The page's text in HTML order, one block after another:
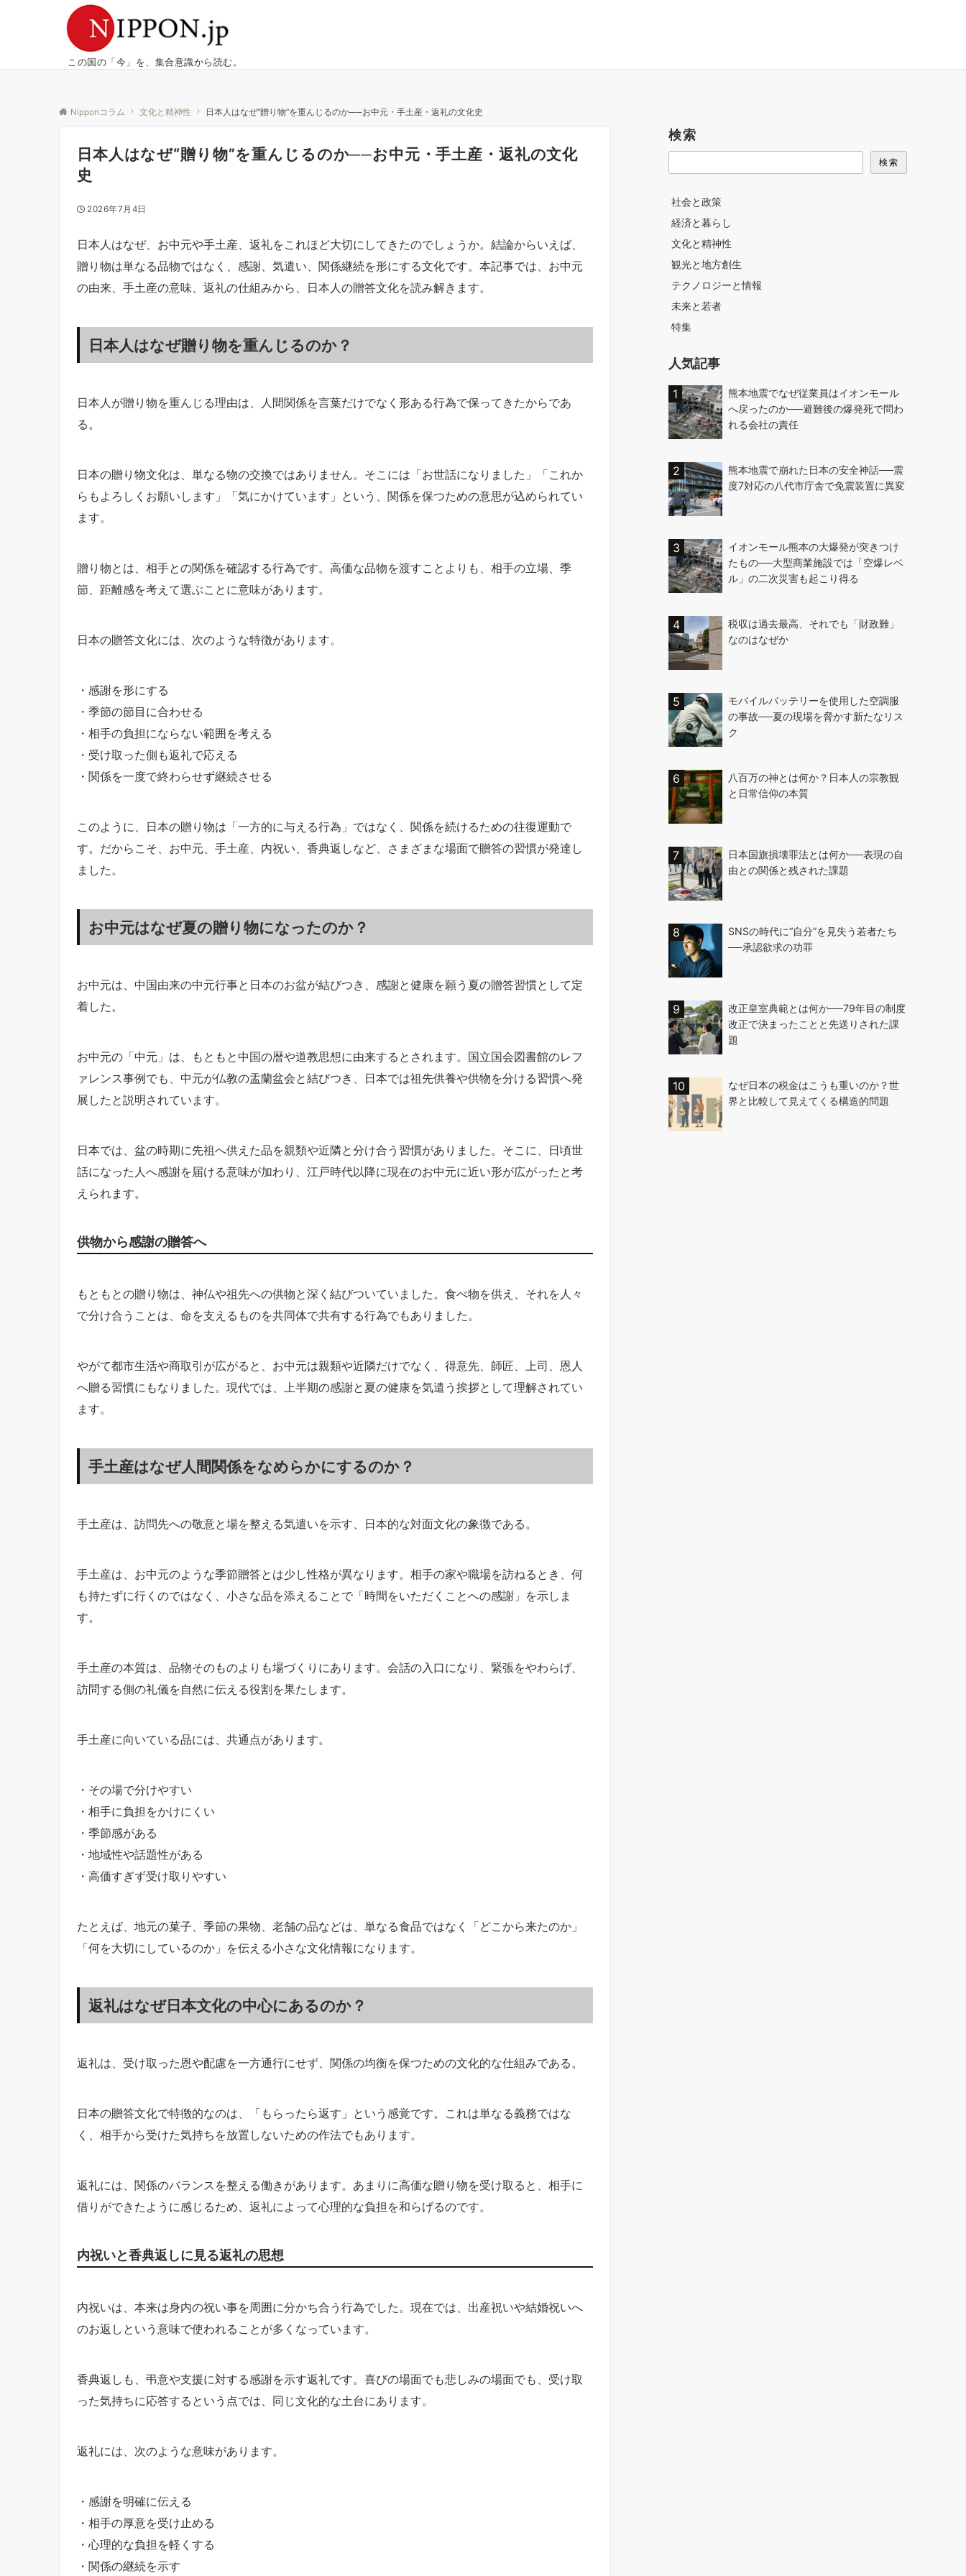
この国の「今」を、集合意識から読む。
Nipponコラム 文化と精神性 日本人はなぜ“贈り物”を重んじるのか──お中元・手土産・返礼の文化史
日本人はなぜ“贈り物”を重んじるのか──お中元・手土産・返礼の文化
史
2026年7月4日
日本人はなぜ、お中元や手土産、返礼をこれほど大切にしてきたのでしょうか。結論からいえば、
贈り物は単なる品物ではなく、感謝、気遣い、関係継続を形にする文化です。本記事では、お中元
の由来、手土産の意味、返礼の仕組みから、日本人の贈答文化を読み解きます。
日本人はなぜ贈り物を重んじるのか？
日本人が贈り物を重んじる理由は、人間関係を言葉だけでなく形ある行為で保ってきたからであ
る。
日本の贈り物文化は、単なる物の交換ではありません。そこには「お世話になりました」「これか
らもよろしくお願いします」「気にかけています」という、関係を保つための意思が込められてい
ます。
贈り物とは、相手との関係を確認する行為です。高価な品物を渡すことよりも、相手の立場、季
節、距離感を考えて選ぶことに意味があります。
日本の贈答文化には、次のような特徴があります。
・感謝を形にする
・季節の節目に合わせる
・相手の負担にならない範囲を考える
・受け取った側も返礼で応える
・関係を一度で終わらせず継続させる
このように、日本の贈り物は「一方的に与える行為」ではなく、関係を続けるための往復運動で
す。だからこそ、お中元、手土産、内祝い、香典返しなど、さまざまな場面で贈答の習慣が発達し
ました。
お中元はなぜ夏の贈り物になったのか？
お中元は、中国由来の中元行事と日本のお盆が結びつき、感謝と健康を願う夏の贈答習慣として定
着した。
お中元の「中元」は、もともと中国の暦や道教思想に由来するとされます。国立国会図書館のレフ
ァレンス事例でも、中元が仏教の盂蘭盆会と結びつき、日本では祖先供養や供物を分ける習慣へ発
展したと説明されています。
日本では、盆の時期に先祖へ供えた品を親類や近隣と分け合う習慣がありました。そこに、日頃世
話になった人へ感謝を届ける意味が加わり、江戸時代以降に現在のお中元に近い形が広がったと考
えられます。
供物から感謝の贈答へ
もともとの贈り物は、神仏や祖先への供物と深く結びついていました。食べ物を供え、それを人々
で分け合うことは、命を支えるものを共同体で共有する行為でもありました。
やがて都市生活や商取引が広がると、お中元は親類や近隣だけでなく、得意先、師匠、上司、恩人
へ贈る習慣にもなりました。現代では、上半期の感謝と夏の健康を気遣う挨拶として理解されてい
ます。
手土産はなぜ人間関係をなめらかにするのか？
手土産は、訪問先への敬意と場を整える気遣いを示す、日本的な対面文化の象徴である。
手土産は、お中元のような季節贈答とは少し性格が異なります。相手の家や職場を訪ねるとき、何
も持たずに行くのではなく、小さな品を添えることで「時間をいただくことへの感謝」を示しま
す。
手土産の本質は、品物そのものよりも場づくりにあります。会話の入口になり、緊張をやわらげ、
訪問する側の礼儀を自然に伝える役割を果たします。
手土産に向いている品には、共通点があります。
・その場で分けやすい
・相手に負担をかけにくい
・季節感がある
・地域性や話題性がある
・高価すぎず受け取りやすい
たとえば、地元の菓子、季節の果物、老舗の品などは、単なる食品ではなく「どこから来たのか」
「何を大切にしているのか」を伝える小さな文化情報になります。
返礼はなぜ日本文化の中心にあるのか？
返礼は、受け取った恩や配慮を一方通行にせず、関係の均衡を保つための文化的な仕組みである。
日本の贈答文化で特徴的なのは、「もらったら返す」という感覚です。これは単なる義務ではな
く、相手から受けた気持ちを放置しないための作法でもあります。
返礼には、関係のバランスを整える働きがあります。あまりに高価な贈り物を受け取ると、相手に
借りができたように感じるため、返礼によって心理的な負担を和らげるのです。
内祝いと香典返しに見る返礼の思想
内祝いは、本来は身内の祝い事を周囲に分かち合う行為でした。現在では、出産祝いや結婚祝いへ
のお返しという意味で使われることが多くなっています。
香典返しも、弔意や支援に対する感謝を示す返礼です。喜びの場面でも悲しみの場面でも、受け取
った気持ちに応答するという点では、同じ文化的な土台にあります。
返礼には、次のような意味があります。
・感謝を明確に伝える
・相手の厚意を受け止める
・心理的な負担を軽くする
・関係の継続を示す
検索
検索
社会と政策
経済と暮らし
文化と精神性
観光と地方創生
テクノロジーと情報
未来と若者
特集
人気記事
熊本地震でなぜ従業員はイオンモール
へ戻ったのか──避難後の爆発死で問わ
れる会社の責任
熊本地震で崩れた日本の安全神話──震
度7対応の八代市庁舎で免震装置に異変
イオンモール熊本の大爆発が突きつけ
たもの──大型商業施設では「空爆レベ
ル」の二次災害も起こり得る
税収は過去最高、それでも「財政難」
なのはなぜか
モバイルバッテリーを使用した空調服
の事故──夏の現場を脅かす新たなリス
ク
八百万の神とは何か？日本人の宗教観
と日常信仰の本質
日本国旗損壊罪法とは何か──表現の自
由との関係と残された課題
SNSの時代に“自分”を見失う若者たち
──承認欲求の功罪
改正皇室典範とは何か──79年目の制度
改正で決まったことと先送りされた課
題
なぜ日本の税金はこうも重いのか？世
界と比較して見えてくる構造的問題